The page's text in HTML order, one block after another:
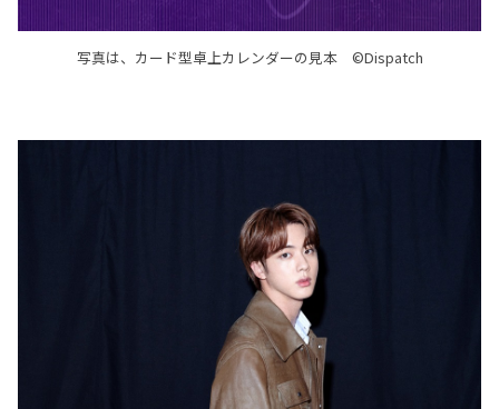
写真は、カード型卓上カレンダーの見本 ©Dispatch